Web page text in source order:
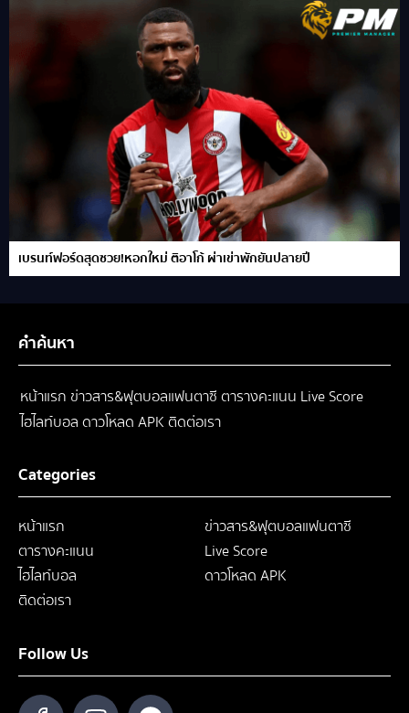
เบรนท์ฟอร์ดสุดซวย!หอกใหม่ ติอาโก้ ผ่าเข่าพักยันปลายปี
คำค้นหา
หน้าแรก ข่าวสาร&ฟุตบอลแฟนตาซีตารางคะแนน Live Score
ไฮไลท์บอลดาวโหลด APKติดต่อเรา
Categories
หน้าแรก
ข่าวสาร&ฟุตบอลแฟนตาซี
ตารางคะแนน
Live Score
ไฮไลท์บอล
ดาวโหลด APK
ติดต่อเรา
Follow Us